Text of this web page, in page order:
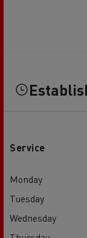
Service
Monday
Tuesday
Wednesday